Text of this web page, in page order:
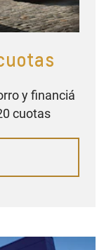
y financiá
cuotas